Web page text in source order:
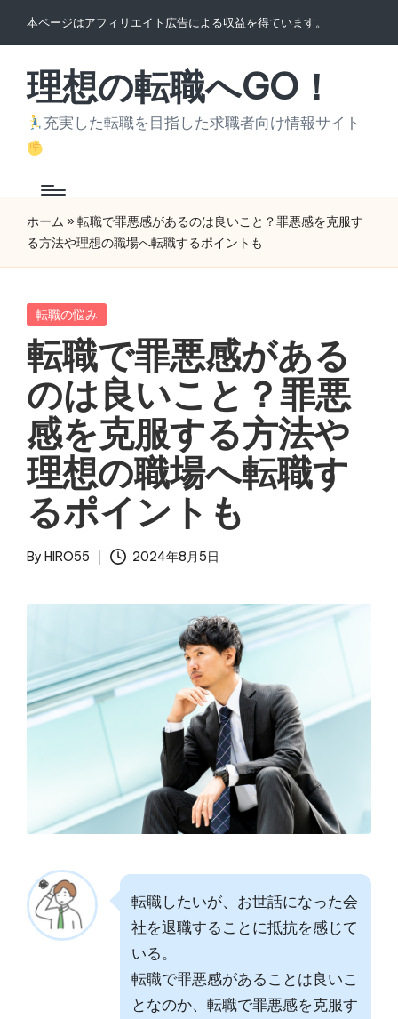
Skip
content
本ページはアフィリエイト広告による収益を得ています。
理想の転職へGO！
充実した転職を目指した求職者向け情報サイト
ホーム » 転職で罪悪感があるのは良いこと？罪悪感を克服す
る方法や理想の職場へ転職するポイントも
Posted
in
転職の悩み
転職で罪悪感がある
のは良いこと？罪悪
感を克服する方法や
理想の職場へ転職す
るポイントも
Posted
By HIRO55 2024年8月5日
転職したいが、お世話になった会
社を退職することに抵抗を感じて
いる。
転職で罪悪感があることは良いこ
となのか、転職で罪悪感を克服す